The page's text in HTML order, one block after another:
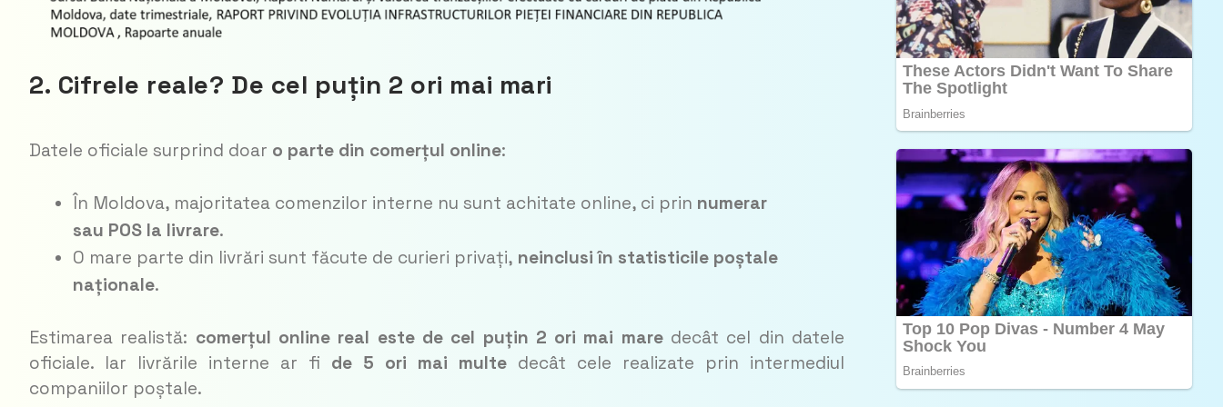
2. Cifrele reale? De cel puțin 2 ori mai mari
Datele oficiale surprind doar o parte din comerțul online:
În Moldova, majoritatea comenzilor interne nu sunt achitate online, ci prin numerar
sau POS la livrare.
O mare parte din livrări sunt făcute de curieri privați, neinclusi în statisticile poștale
naționale.
Estimarea realistă: comerțul online real este de cel puțin 2 ori mai maredecât cel din datele
oficiale. Iar livrările interne ar fi de 5 ori mai multe decât cele realizate prin intermediul
companiilor poștale.